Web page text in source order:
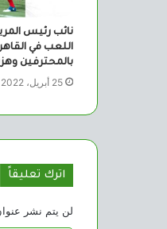
نائب رئيس
اللعب في
بالمحترفين
25 أبريل، 2022
اترك تعليقاً
لن يتم نشر